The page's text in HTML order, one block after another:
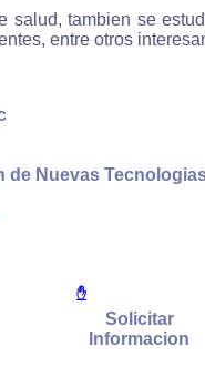
cursos en línea
salud, tambien se
entre otros
de Nuevas
✋
Solicitar
Informacion